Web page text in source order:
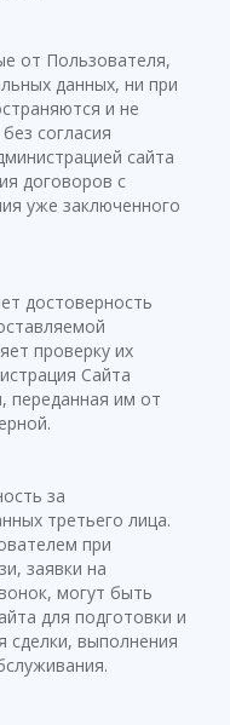
от Пользователя,
данных, ни при
и не
согласия
сайта
договоров с
уже заключенного
достоверность
проверку их
Сайта
переданная им от
за
третьего лица.
при
заявки на
могут быть
для подготовки и
сделки, выполнения